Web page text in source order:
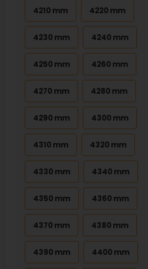
4210 mm 4220 mm
4230 mm 4240 mm
4250 mm 4260 mm
4270 mm 4280 mm
4290 mm 4300 mm
4310 mm 4320 mm
4330 mm 4340 mm
4350 mm 4360 mm
4370 mm 4380 mm
4390 mm 4400 mm